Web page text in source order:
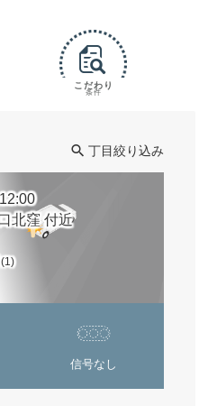
こだわり
条件
丁目絞り込み
北窪 付近
(1)
信号なし